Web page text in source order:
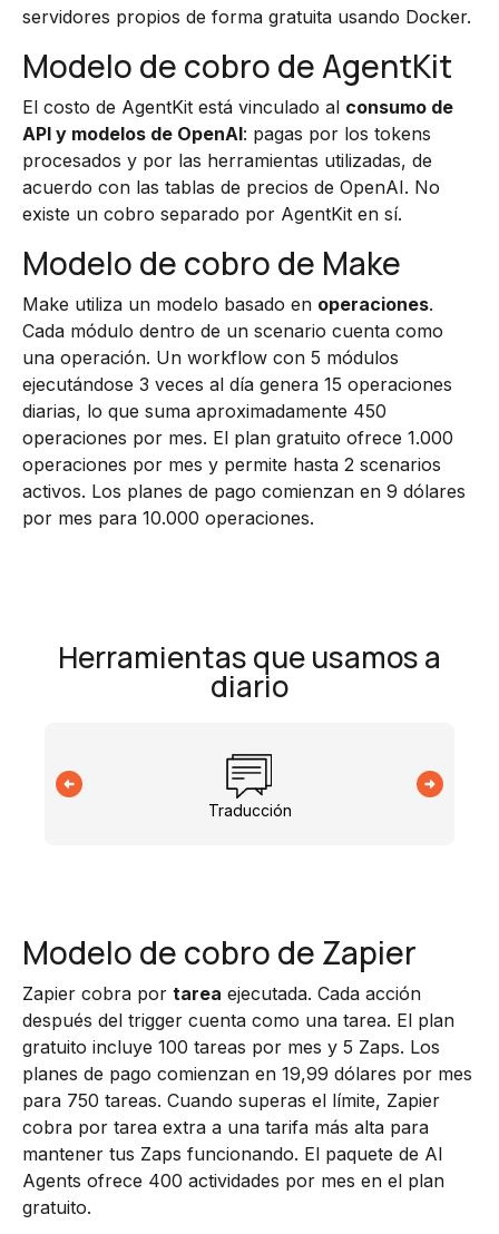
servidores propios de forma gratuita usando Docker.
Modelo de cobro de AgentKit
El costo de AgentKit está vinculado al consumo de
API y modelos de OpenAI: pagas por los tokens
procesados y por las herramientas utilizadas, de
acuerdo con las tablas de precios de OpenAI. No
existe un cobro separado por AgentKit en sí.
Modelo de cobro de Make
Make utiliza un modelo basado en operaciones.
Cada módulo dentro de un scenario cuenta como
una operación. Un workflow con 5 módulos
ejecutándose 3 veces al día genera 15 operaciones
diarias, lo que suma aproximadamente 450
operaciones por mes. El plan gratuito ofrece 1.000
operaciones por mes y permite hasta 2 scenarios
activos. Los planes de pago comienzan en 9 dólares
por mes para 10.000 operaciones.
Herramientas que usamos a
diario
Traducción
Modelo de cobro de Zapier
Zapier cobra por tarea ejecutada. Cada acción
después del trigger cuenta como una tarea. El plan
gratuito incluye 100 tareas por mes y 5 Zaps. Los
planes de pago comienzan en 19,99 dólares por mes
para 750 tareas. Cuando superas el límite, Zapier
cobra por tarea extra a una tarifa más alta para
mantener tus Zaps funcionando. El paquete de AI
Agents ofrece 400 actividades por mes en el plan
gratuito.